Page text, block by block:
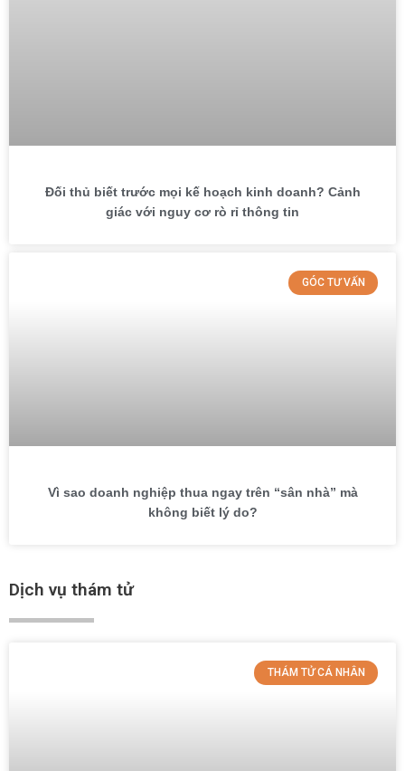
Đối thủ biết trước mọi kế hoạch kinh doanh? Cảnh
giác với nguy cơ rò rỉ thông tin
GÓC TƯ VẤN
Vì sao doanh nghiệp thua ngay trên “sân nhà” mà
không biết lý do?
Dịch vụ thám tử
THÁM TỬ CÁ NHÂN